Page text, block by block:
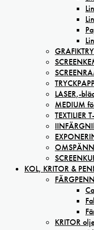
LASER,-
MEDIUM
TEXTILIER
KOL, KRITOR &
KRITOR